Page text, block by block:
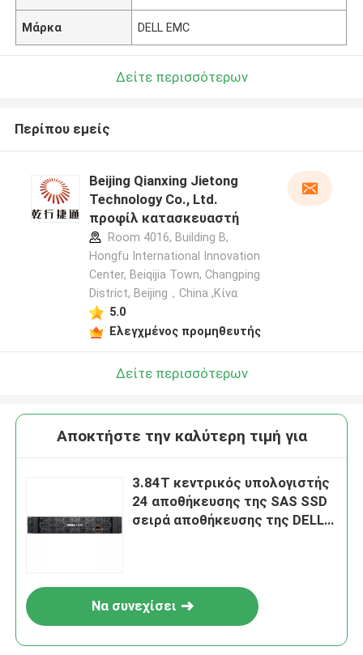
Μάρκα DELL EMC
Δείτε περισσότερων
Περίπου εμείς
Beijing Qianxing Jietong
Technology Co., Ltd.
προφίλ κατασκευαστή
Room 4016, Building B,
Hongfu International Innovation
Center, Beiqijia Town, Changping
District, Beijing，China ,Κίνα
5.0
Ελεγχμένος προμηθευτής
Δείτε περισσότερων
Αποκτήστε την καλύτερη τιμή για
3.84T κεντρικός υπολογιστής
24 αποθήκευσης της SAS SSD
σειρά αποθήκευσης της DELL
Να συνεχίσει